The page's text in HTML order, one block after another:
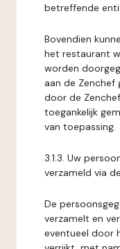
betreffende
Bovendien
het restaurant
worden
aan de
door de
toegankelijk
van toepassing.
3.1.3. Uw
verzameld via
De
verzamelt en
eventueel door